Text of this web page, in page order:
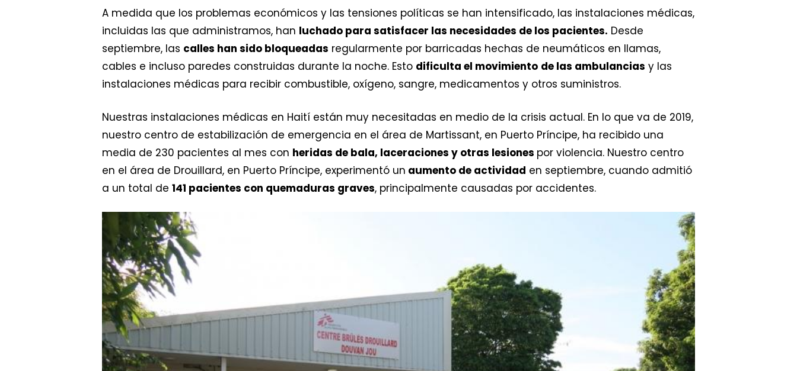
A medida que los problemas económicos y las tensiones políticas se han intensificado, las instalaciones médicas,
incluidas las que administramos, han luchado para satisfacer las necesidades de los pacientes. Desde
septiembre, las calles han sido bloqueadas regularmente por barricadas hechas de neumáticos en llamas,
cables e incluso paredes construidas durante la noche. Esto dificulta el movimiento de las ambulancias y las
instalaciones médicas para recibir combustible, oxígeno, sangre, medicamentos y otros suministros.
Nuestras instalaciones médicas en Haití están muy necesitadas en medio de la crisis actual. En lo que va de 2019,
nuestro centro de estabilización de emergencia en el área de Martissant, en Puerto Príncipe, ha recibido una
media de 230 pacientes al mes con heridas de bala, laceraciones y otras lesiones por violencia. Nuestro centro
en el área de Drouillard, en Puerto Príncipe, experimentó un aumento de actividad en septiembre, cuando admitió
a un total de 141 pacientes con quemaduras graves, principalmente causadas por accidentes.